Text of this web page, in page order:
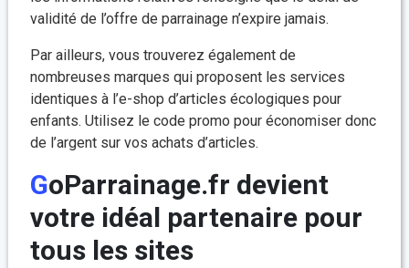
validité de l’offre de parrainage n’expire jamais.
Par ailleurs, vous trouverez également de
nombreuses marques qui proposent les services
identiques à l’e-shop d’articles écologiques pour
enfants. Utilisez le code promo pour économiser donc
de l’argent sur vos achats d’articles.
GoParrainage.fr devient
votre idéal partenaire pour
tous les sites